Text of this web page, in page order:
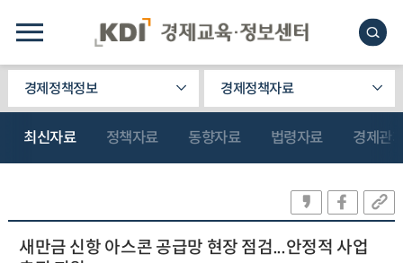
경제정책정보 경제정책자료
최신자료 정책자료 동향자료 법령자료 경제관
새만금 신항 아스콘 공급망 현장 점검...안정적 사업